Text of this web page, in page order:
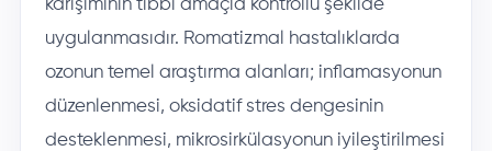
karışımının tıbbi amaçla kontrollü şekilde
uygulanmasıdır. Romatizmal hastalıklarda
ozonun temel araştırma alanları; inflamasyonun
düzenlenmesi, oksidatif stres dengesinin
desteklenmesi, mikrosirkülasyonun iyileştirilmesi